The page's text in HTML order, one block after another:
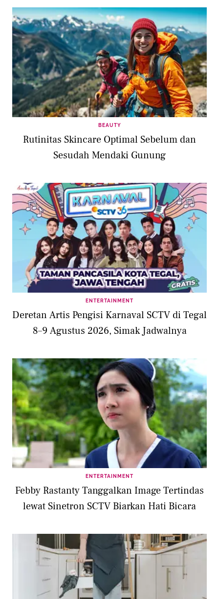
BEAUTY
Rutinitas Skincare Optimal Sebelum dan
Sesudah Mendaki Gunung
ENTERTAINMENT
Deretan Artis Pengisi Karnaval SCTV di Tegal
8–9 Agustus 2026, Simak Jadwalnya
ENTERTAINMENT
Febby Rastanty Tanggalkan Image Tertindas
lewat Sinetron SCTV Biarkan Hati Bicara